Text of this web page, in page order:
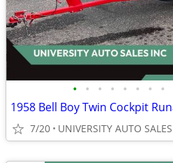
• • • • • • • •
1958 Bell Boy Twin Cockpit
7/20 UNIVERSITY AUTO